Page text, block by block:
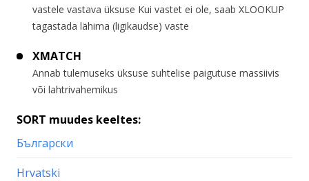
vastele vastava üksuse Kui vastet ei ole, saab XLOOKUP
tagastada lähima (ligikaudse) vaste
XMATCH
Annab tulemuseks üksuse suhtelise paigutuse massiivis
või lahtrivahemikus
SORT muudes keeltes:
Български
Hrvatski